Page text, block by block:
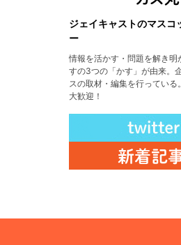
ジェイキャストのマスコ
ー
情報を活かす・問題を解き明
すの3つの「かす」が由来。
スの取材・編集を行っている
大歓迎！